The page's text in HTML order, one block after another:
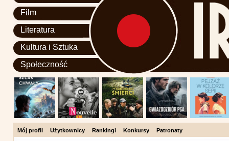
Film
Literatura
Kultura i Sztuka
Społeczność
Mój profil Użytkownicy Rankingi Konkursy Patronaty